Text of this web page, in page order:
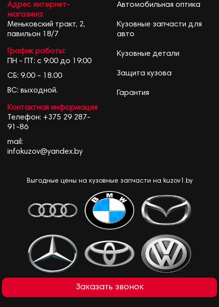
Адрес интернет-
магазина:
Меньковский тракт, 2,
павильон 18/7
График работы:
ПН - ПТ: с 9:00 до 19:00
СБ: 9.00 – 18.00
ВС: выходной.
Контактная информация
Телефон: +375 29 287-
91-86
mail:
infokuzov@yandex.by
Автомобильная оптика
Кузовные запчасти для
авто
Кузовные детали
Защита кузова
Гарантия
Выгодные цены на кузовные запчасти на kuzov1.by
Заказать звонок